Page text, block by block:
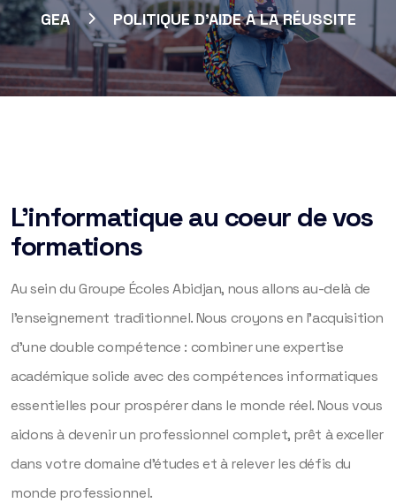
GEA POLITIQUE D’AIDE À LA ​RÉUSSITE
L’informatique au coeur de vos
formations
Au sein du Groupe Écoles Abidjan, nous allons au-delà de
l’enseignement traditionnel. Nous croyons en l’acquisition
d’une double compétence : combiner une expertise
académique solide avec des compétences informatiques
essentielles pour prospérer dans le monde réel. Nous vous
aidons à devenir un professionnel complet, prêt à exceller
dans votre domaine d’études et à relever les défis du
monde professionnel.